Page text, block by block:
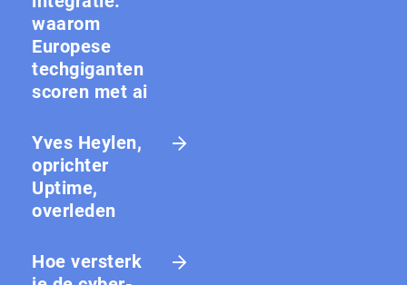
waarom
Europese
techgiganten
scoren met ai
Yves Heylen,
oprichter
Uptime,
overleden
Hoe versterk